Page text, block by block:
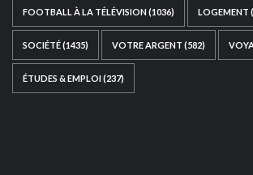
FOOTBALL À LA TÉLÉVISION(1036) LOGEMENT
SOCIÉTÉ(1435) VOTRE ARGENT (582)
ÉTUDES & EMPLOI(237)